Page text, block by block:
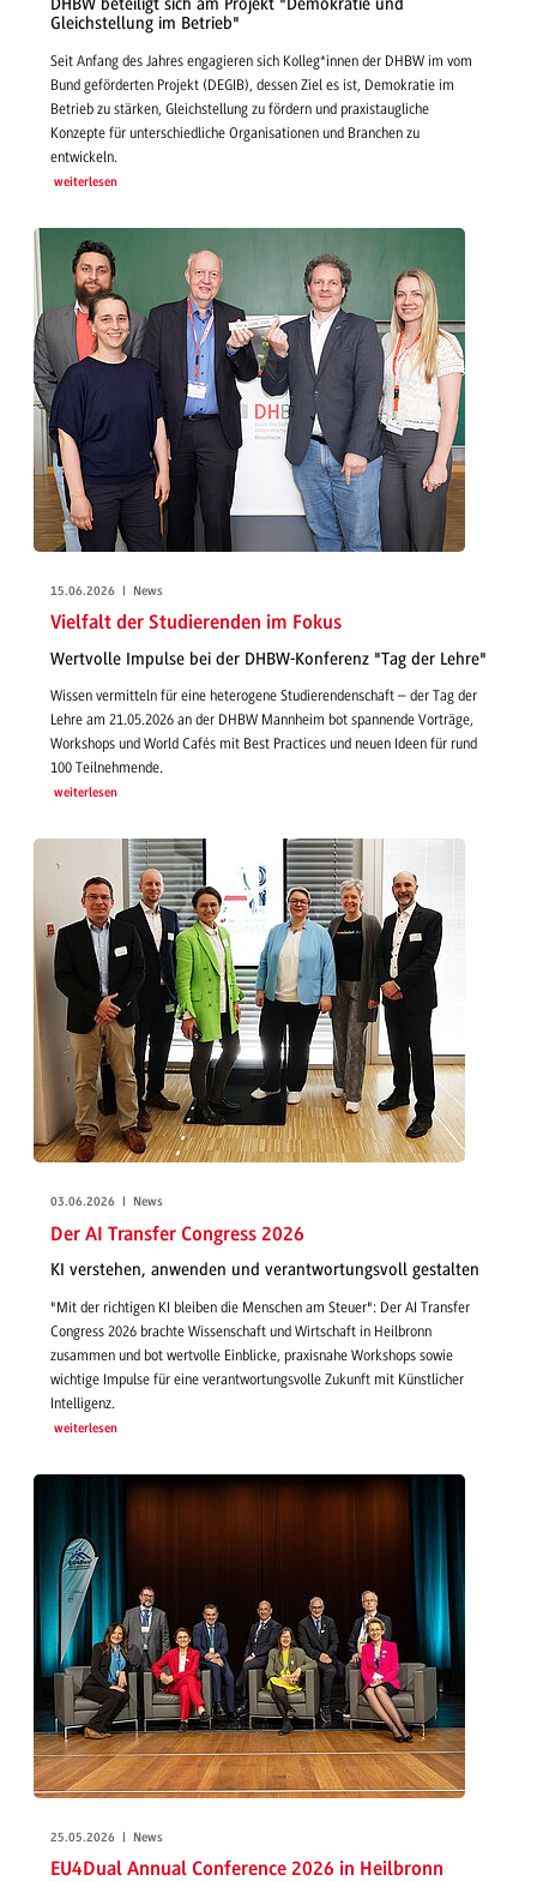
DHBW beteiligt sich am Projekt "Demokratie und
Gleichstellung im Betrieb"
Seit Anfang des Jahres engagieren sich Kolleg*innen der DHBW im vom
Bund geförderten Projekt (DEGIB), dessen Ziel es ist, Demokratie im
Betrieb zu stärken, Gleichstellung zu fördern und praxistaugliche
Konzepte für unterschiedliche Organisationen und Branchen zu
entwickeln.
weiterlesen
15.06.2026 | News
Vielfalt der Studierenden im Fokus
Wertvolle Impulse bei der DHBW-Konferenz "Tag der Lehre"
Wissen vermitteln für eine heterogene Studierendenschaft – der Tag der
Lehre am 21.05.2026 an der DHBW Mannheim bot spannende Vorträge,
Workshops und World Cafés mit Best Practices und neuen Ideen für rund
100 Teilnehmende.
weiterlesen
03.06.2026 | News
Der AI Transfer Congress 2026
KI verstehen, anwenden und verantwortungsvoll gestalten
"Mit der richtigen KI bleiben die Menschen am Steuer": Der AI Transfer
Congress 2026 brachte Wissenschaft und Wirtschaft in Heilbronn
zusammen und bot wertvolle Einblicke, praxisnahe Workshops sowie
wichtige Impulse für eine verantwortungsvolle Zukunft mit Künstlicher
Intelligenz.
weiterlesen
25.05.2026 | News
EU4Dual Annual Conference 2026 in Heilbronn